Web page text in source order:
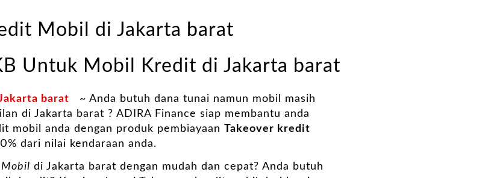
Mobil di Jakarta barat
Untuk Mobil Kredit di Jakarta barat
barat
~ Anda butuh dana tunai namun mobil masih
di Jakarta barat ? ADIRA Finance siap membantu anda
mobil anda dengan produk pembiayaan Takeover kredit
dari nilai kendaraan anda.
Mobil di Jakarta barat dengan mudah dan cepat? Anda butuh